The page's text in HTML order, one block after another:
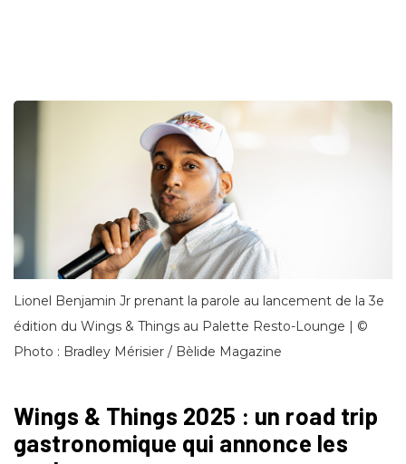
Lionel Benjamin Jr prenant la parole au lancement de la 3e
édition du Wings & Things au Palette Resto-Lounge | ©
Photo : Bradley Mérisier / Bèlide Magazine
Wings & Things 2025 : un road trip
gastronomique qui annonce les